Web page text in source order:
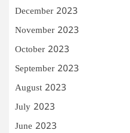
December 2023
November 2023
October 2023
September 2023
August 2023
July 2023
June 2023